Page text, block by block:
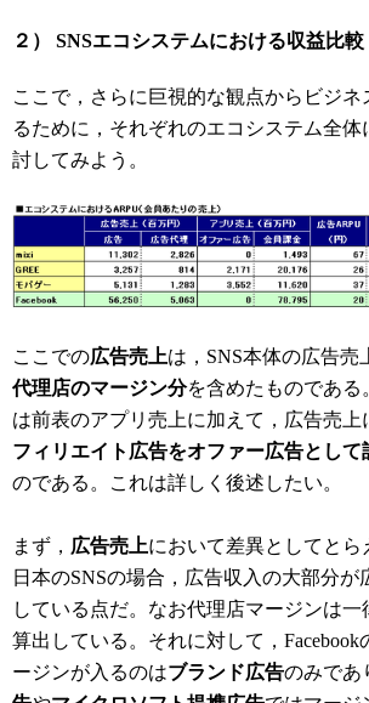
２） SNSエコシステムにおける収益比較
ここで，さらに巨視的な観点からビジネ
るために，それぞれのエコシステム全体
討してみよう。
ここでの広告売上は，SNS本体の広告売
代理店のマージン分を含めたものである
は前表のアプリ売上に加えて，広告売上
フィリエイト広告をオファー広告として
のである。これは詳しく後述したい。
まず， 広告売上において差異としてとら
日本のSNSの場合，広告収入の大部分が
している点だ。なお代理店マージンは一
算出している。それに対して，Facebook
ージンが入るのはブランド広告のみであ